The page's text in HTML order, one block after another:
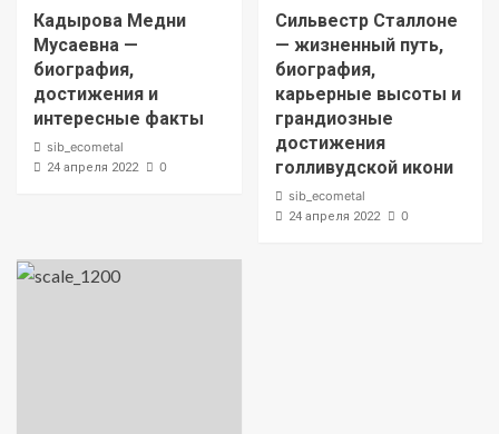
Кадырова Медни
Мусаевна —
биография,
достижения и
интересные факты
sib_ecometal
24 апреля 2022 0
Сильвестр Сталлоне
— жизненный путь,
биография,
карьерные высоты и
грандиозные
достижения
голливудской икони
sib_ecometal
24 апреля 2022 0